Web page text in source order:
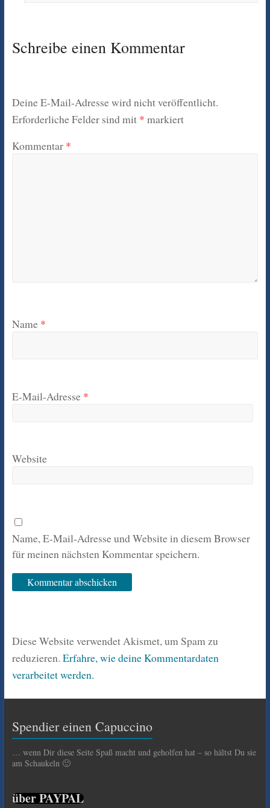
Schreibe einen Kommentar
Deine E-Mail-Adresse wird nicht veröffentlicht.
Erforderliche Felder sind mit * markiert
Kommentar *
Name *
E-Mail-Adresse *
Website
Name, E-Mail-Adresse und Website in diesem Browser
für meinen nächsten Kommentar speichern.
Diese Website verwendet Akismet, um Spam zu
reduzieren. Erfahre, wie deine Kommentardaten
verarbeitet werden.
Spendier einen Capuccino
… wenn Dir diese Seite Spaß macht und geholfen hat – so hältst Du sie
am Schaukeln 🙂
über PAYPAL